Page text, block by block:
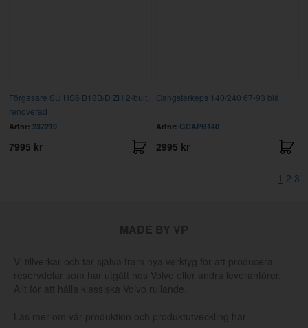
Förgasare SU HS6 B18B/D ZH 2-bult,
renoverad
Artnr: 237219
7995 kr
Gangsterkeps 140/240 67-93 blå
Artnr: GCAPB140
2995 kr
1 2 3